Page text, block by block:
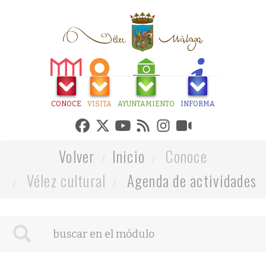
CONOCE VISITA AYUNTAMIENTO INFORMA
Volver Inicio
Conoce
Vélez cultural
Agenda de actividades